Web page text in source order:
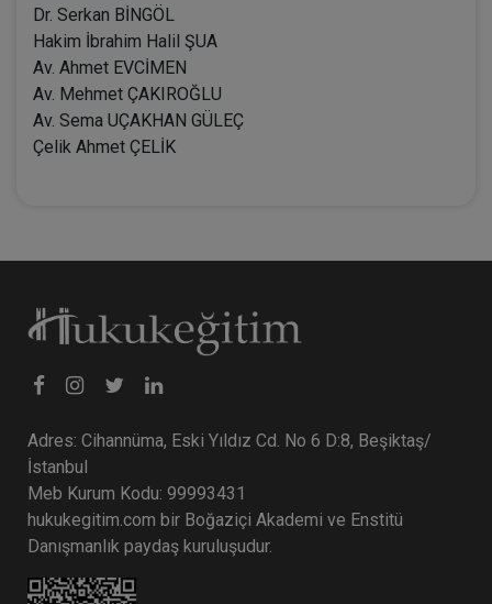
Dr. Serkan BİNGÖL
Hakim İbrahim Halil ŞUA
Av. Ahmet EVCİMEN
Av. Mehmet ÇAKIROĞLU
Av. Sema UÇAKHAN GÜLEÇ
Çelik Ahmet ÇELİK
Adres: Cihannüma, Eski Yıldız Cd. No 6 D:8, Beşiktaş/
İstanbul
Meb Kurum Kodu: 99993431
hukukegitim.com bir Boğaziçi Akademi ve Enstitü
Danışmanlık paydaş kuruluşudur.